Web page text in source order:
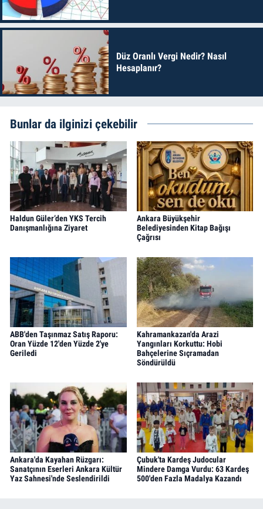
Düz Oranlı Vergi Nedir? Nasıl
Hesaplanır?
Bunlar da ilginizi çekebilir
Haldun Güler’den YKS Tercih
Danışmanlığına Ziyaret
Ankara Büyükşehir
Belediyesinden Kitap Bağışı
Çağrısı
ABB'den Taşınmaz Satış Raporu:
Oran Yüzde 12'den Yüzde 2'ye
Geriledi
Kahramankazan'da Arazi
Yangınları Korkuttu: Hobi
Bahçelerine Sıçramadan
Söndürüldü
Ankara'da Kayahan Rüzgarı:
Sanatçının Eserleri Ankara Kültür
Yaz Sahnesi'nde Seslendirildi
Çubuk'ta Kardeş Judocular
Mindere Damga Vurdu: 63 Kardeş
500'den Fazla Madalya Kazandı